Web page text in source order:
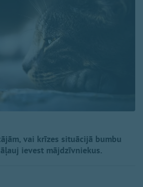
vai krīzes situācijā bumbu
ievest mājdzīvniekus.